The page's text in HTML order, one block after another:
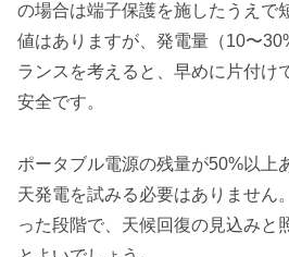
の場合は端子保護を施したうえで
値はありますが、発電量（10〜
ランスを考えると、早めに片付け
安全です。
ポータブル電源の残量が50%以上
天発電を試みる必要はありません
った段階で、天候回復の見込みと